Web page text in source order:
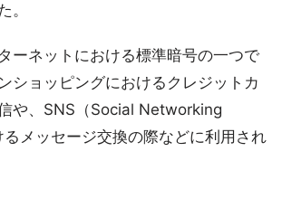
。
ーネットにおける標準暗号の一つで
ショッピングにおけるクレジットカ
や、SNS（Social Networking
メッセージ交換の際などに利用され